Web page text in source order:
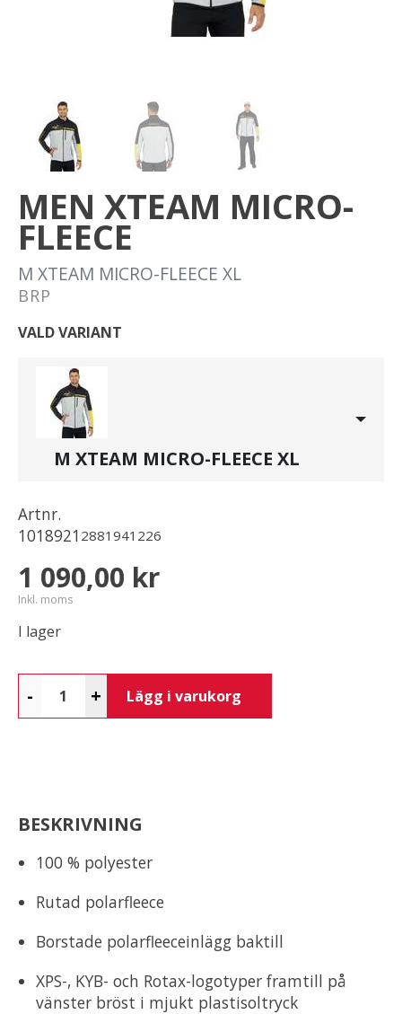
MEN XTEAM MICRO-
FLEECE
M XTEAM MICRO-FLEECE XL
BRP
VALD VARIANT
M XTEAM MICRO-FLEECE XL
Artnr.
1018921 2881941226
1 090,00 kr
Inkl. moms
I lager
- + Lägg i varukorg
BESKRIVNING
100 % polyester
Rutad polarfleece
Borstade polarfleeceinlägg baktill
XPS-, KYB- och Rotax-logotyper framtill på
vänster bröst i mjukt plastisoltryck